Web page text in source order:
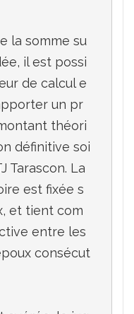
la somme su
il est possi
de calcul e
un pr
théori
définitive soi
Tarascon. La
est fixée s
et tient com
entre les
consécut